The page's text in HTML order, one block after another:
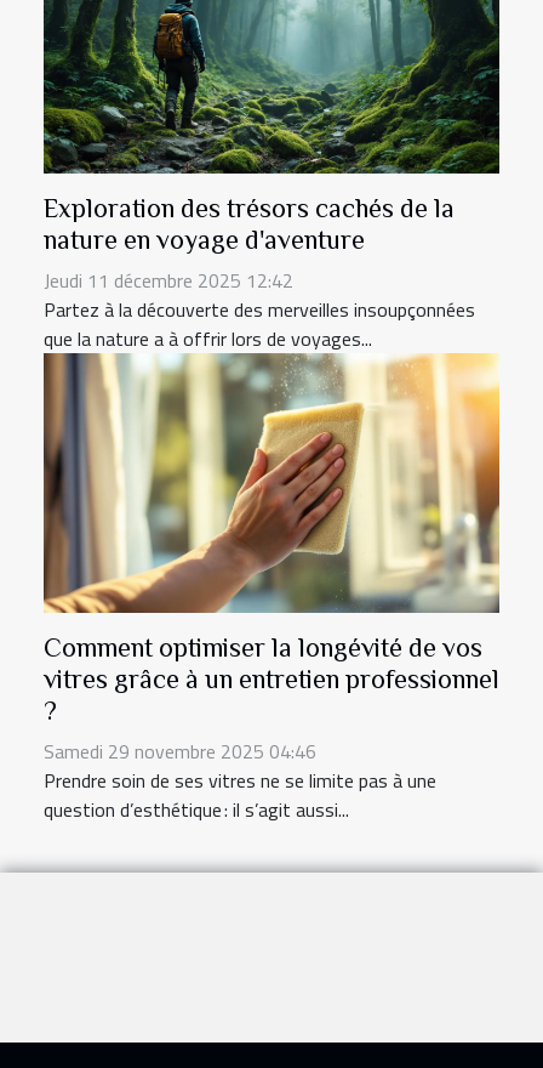
Exploration des trésors cachés de la
nature en voyage d'aventure
Jeudi 11 décembre 2025 12:42
Partez à la découverte des merveilles insoupçonnées
que la nature a à offrir lors de voyages...
Comment optimiser la longévité de vos
vitres grâce à un entretien professionnel
?
Samedi 29 novembre 2025 04:46
Prendre soin de ses vitres ne se limite pas à une
question d’esthétique : il s’agit aussi...